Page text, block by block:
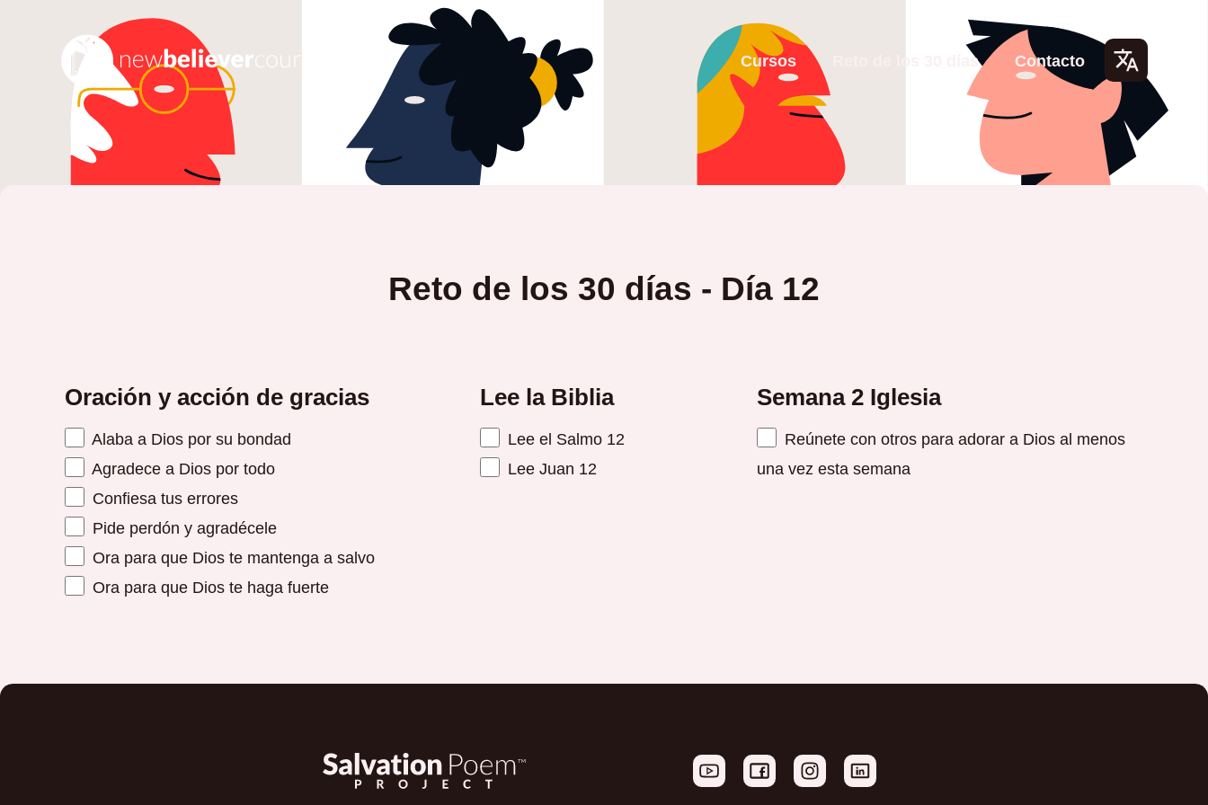
Lang
uage
Cursos Reto de los 30 días Contacto
Reto de los 30 días - Día 12
Oración y acción de gracias
Alaba a Dios por su bondad
Agradece a Dios por todo
Confiesa tus errores
Pide perdón y agradécele
Ora para que Dios te mantenga a salvo
Ora para que Dios te haga fuerte
Lee la Biblia
Lee el Salmo 12
Lee Juan 12
Semana 2 Iglesia
Reúnete con otros para adorar a Dios al menos
una vez esta semana